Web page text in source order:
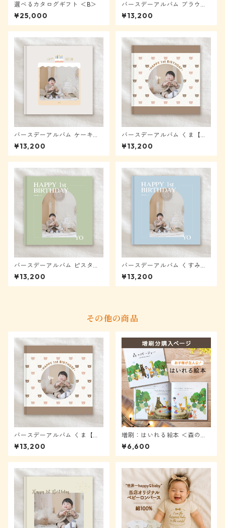
選べるカタログギフト ＜B＞
¥25,000
バースデーアルバム ブラウン
フラワー【メール便送料無
料】★モニター様表示から4
0%OFF
¥13,200
バースデーアルバム ケーキ
【メール便送料無料】★モニ
ター様表示から40%OFF
¥13,200
バースデーアルバム くま【メ
ール便送料無料】★モニター
様表示から40%OFF
¥13,200
バースデーアルバム ピスタチ
オ【メール便送料無料】★モ
ニター様表示から40%OFF
¥13,200
バースデーアルバム くすみブ
ルー【メール便送料無料】★
モニター様表示から40%OFF
¥13,200
その他の商品
バースデーアルバム くま【メ
ール便送料無料】★モニター
様表示から40%OFF
¥13,200
増刷：はいれる絵本 ＜森のパ
ーティー＞
¥6,600